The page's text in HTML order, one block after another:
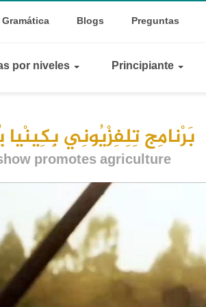
Dropdown
Top
Gramática Blogs Preguntas
por niveles Principiante
بَرْنامِج تِلِفِزْيُونِي
promotes agriculture